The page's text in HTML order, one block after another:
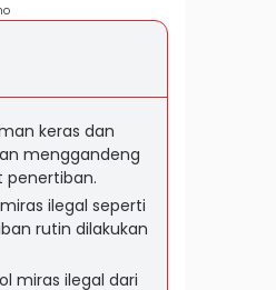
keras dan
menggandeng
penertiban.
ilegal seperti
rutin dilakukan
miras ilegal dari